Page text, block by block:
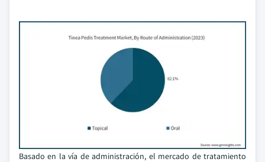
Basado en la vía de administración, el mercado de tratamiento